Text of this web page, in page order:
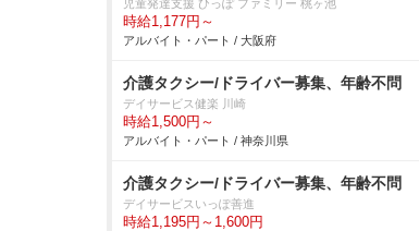
児童発達支援 ひっぽ ファミリー 桃ヶ池
時給1,177円～
アルバイト・パート / 大阪府
介護タクシー/ドライバー募集、年齢不問
デイサービス健楽 川崎
時給1,500円～
アルバイト・パート / 神奈川県
介護タクシー/ドライバー募集、年齢不問
デイサービスいっぽ善進
時給1,195円～1,600円